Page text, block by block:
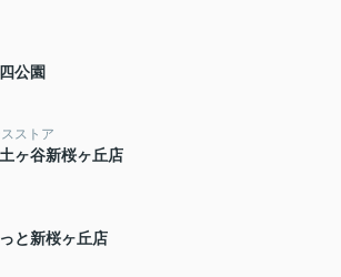
公園
ストア
ヶ谷新桜ヶ丘店
と新桜ヶ丘店